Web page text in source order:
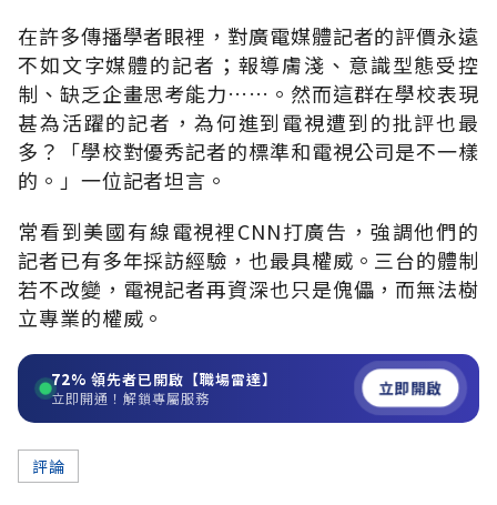
在許多傳播學者眼裡，對廣電媒體記者的評價永遠
不如文字媒體的記者；報導膚淺、意識型態受控
制、缺乏企畫思考能力……。然而這群在學校表現
甚為活躍的記者，為何進到電視遭到的批評也最
多？「學校對優秀記者的標準和電視公司是不一樣
的。」一位記者坦言。
常看到美國有線電視裡CNN打廣告，強調他們的
記者已有多年採訪經驗，也最具權威。三台的體制
若不改變，電視記者再資深也只是傀儡，而無法樹
立專業的權威。
72% 領先者已開啟【職場雷達】
立即開通！解鎖專屬服務 立即開啟
評論